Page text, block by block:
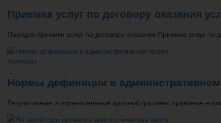
Приемка услуг по договору оказания
Порядок приемки услуг по договору оказания Приемка услуг
Нормы дефиниции в
Регулятивные и охранительные административно правовые